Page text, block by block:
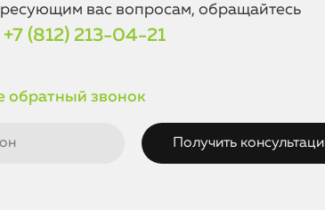
вас вопросам, обращайтесь
+7 (812) 213-04-21
обратный звонок